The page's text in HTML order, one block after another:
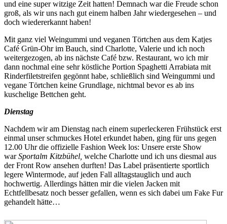
und eine super witzige Zeit hatten! Demnach war die Freude schon
groß, als wir uns nach gut einem halben Jahr wiedergesehen – und
doch wiedererkannt haben!
Mit ganz viel Weingummi und veganen Törtchen aus dem Katjes
Café Grün-Ohr im Bauch, sind Charlotte, Valerie und ich noch
weitergezogen, ab ins nächste Café bzw. Restaurant, wo ich mir
dann nochmal eine sehr köstliche Portion Spaghetti Arrabiata mit
Rinderfiletstreifen gegönnt habe, schließlich sind Weingummi und
vegane Törtchen keine Grundlage, nichtmal bevor es ab ins
kuschelige Bettchen geht.
Dienstag
Nachdem wir am Dienstag nach einem superleckeren Frühstück erst
einmal unser schmuckes Hotel erkundet haben, ging für uns gegen
12.00 Uhr die offizielle Fashion Week los: Unsere erste Show
warSportalm Kitzbühel, welche Charlotte und ich uns diesmal aus
der Front Row ansehen durften! Das Label präsentierte sportlich
legere Wintermode, auf jeden Fall alltagstauglich und auch
hochwertig. Allerdings hätten mir die vielen Jacken mit
Echtfellbesatz noch besser gefallen, wenn es sich dabei um Fake Fur
gehandelt hätte…